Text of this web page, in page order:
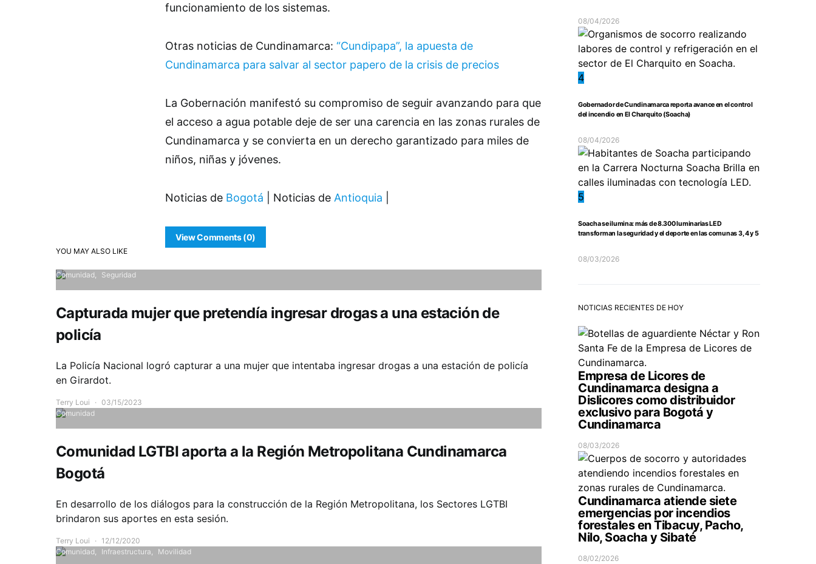
funcionamiento de los sistemas.
Otras noticias de Cundinamarca: “Cundipapa”, la apuesta de
Cundinamarca para salvar al sector papero de la crisis de precios
La Gobernación manifestó su compromiso de seguir avanzando para que
el acceso a agua potable deje de ser una carencia en las zonas rurales de
Cundinamarca y se convierta en un derecho garantizado para miles de
niños, niñas y jóvenes.
Noticias de Bogotá | Noticias de Antioquia
View Comments (0)
YOU MAY ALSO LIKE
Comunidad Seguridad
Capturada mujer que pretendía ingresar drogas a una estación de
policía
La Policía Nacional logró capturar a una mujer que intentaba ingresar drogas a una estación de policía
en Girardot.
Terry Loui
03/15/2023
Comunidad
Comunidad LGTBI aporta a la Región Metropolitana Cundinamarca
Bogotá
En desarrollo de los diálogos para la construcción de la Región Metropolitana, los Sectores LGTBI
brindaron sus aportes en esta sesión.
Terry Loui
12/12/2020
Comunidad
Infraestructura Movilidad
08/04/2026
4
Gobernador de Cundinamarca reporta avance en el control
del incendio en El Charquito (Soacha)
08/04/2026
5
Soacha se ilumina: más de 8.300 luminarias LED
transforman la seguridad y el deporte en las comunas 3, 4 y 5
08/03/2026
NOTICIAS RECIENTES DE HOY
Empresa de Licores de
Cundinamarca designa a
Dislicores como distribuidor
exclusivo para Bogotá y
Cundinamarca
08/03/2026
Cundinamarca atiende siete
emergencias por incendios
forestales en Tibacuy, Pacho,
Nilo, Soacha y Sibaté
08/02/2026